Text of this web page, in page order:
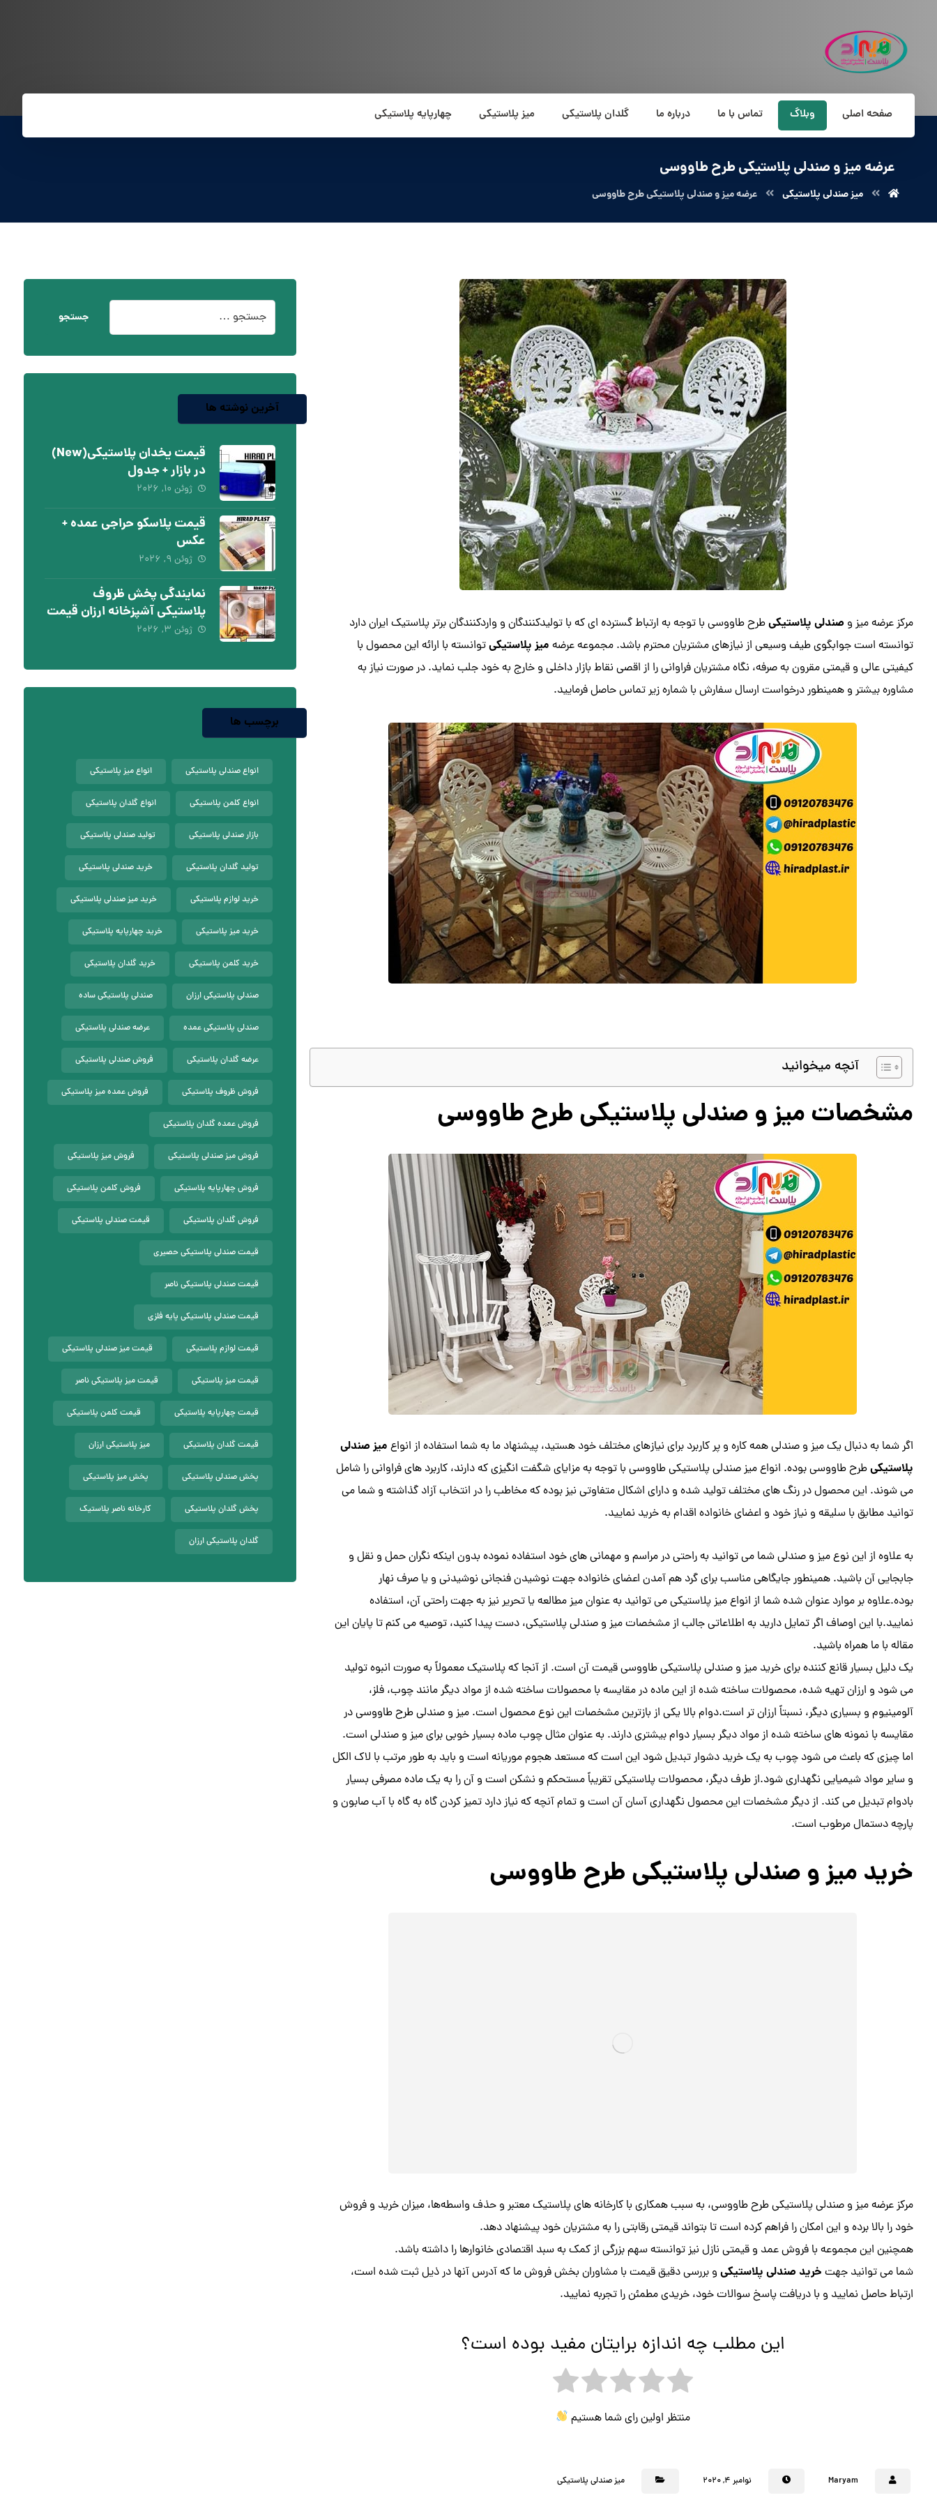
صفحه اصلی وبلاگ تماس با ما درباره ما گلدان پلاستیکی میز پلاستیکی چهارپایه پلاستیکی
عرضه میز و صندلی پلاستیکی طرح طاووسی
میز صندلی پلاستیکی عرضه میز و صندلی پلاستیکی طرح طاووسی
مرکز عرضه میز و صندلی پلاستیکیطرح طاووسی با توجه به ارتباط گسترده ای که با تولیدکنندگان و واردکنندگان برتر پلاستیک ایران دارد
توانسته است جوابگوی طیف وسیعی از نیازهای مشتریان محترم باشد. مجموعه عرضه میز پلاستیکیتوانسته با ارائه این محصول با
کیفیتی عالی و قیمتی مقرون به صرفه، نگاه مشتریان فراوانی را از اقصی نقاط بازار داخلی و خارج به خود جلب نماید. در صورت نیاز به
مشاوره بیشتر و همینطور درخواست ارسال سفارش با شماره زیر تماس حاصل فرمایید.
آنچه میخوانید
مشخصات میز و صندلی پلاستیکی طرح طاووسی
اگر شما به دنبال یک میز و صندلی همه کاره و پر کاربرد برای نیازهای مختلف خود هستید، پیشنهاد ما به شما استفاده از انواع میز صندلی
پلاستیکیطرح طاووسی بوده. انواع میز صندلی پلاستیکی طاووسی با توجه به مزایای شگفت انگیزی که دارند، کاربرد های فراوانی را شامل
می شوند. این محصول در رنگ های مختلف تولید شده و دارای اشکال متفاوتی نیز بوده که مخاطب را در انتخاب آزاد گذاشته و شما می
توانید مطابق با سلیقه و نیاز خود و اعضای خانواده اقدام به خرید نمایید.
به علاوه از این نوع میز و صندلی شما می توانید به راحتی در مراسم و مهمانی های خود استفاده نموده بدون اینکه نگران حمل و نقل و
جابجایی آن باشید. همینطور جایگاهی مناسب برای گرد هم آمدن اعضای خانواده جهت نوشیدن فنجانی نوشیدنی و یا صرف نهار
بوده.علاوه بر موارد عنوان شده شما از انواع میز پلاستیکی می توانید به عنوان میز مطالعه یا تحریر نیز به جهت راحتی آن، استفاده
نمایید.با این اوصاف اگر تمایل دارید به اطلاعاتی جالب از مشخصات میز و صندلی پلاستیکی، دست پیدا کنید، توصیه می کنم تا پایان این
مقاله با ما همراه باشید.
یک دلیل بسیار قانع کننده برای خرید میز و صندلی پلاستیکی طاووسی قیمت آن است. از آنجا که پلاستیک معمولاً به صورت انبوه تولید
می شود و ارزان تهیه شده، محصولات ساخته شده از این ماده در مقایسه با محصولات ساخته شده از مواد دیگر مانند چوب، فلز،
آلومینیوم و بسیاری دیگر، نسبتاً ارزان تر است.دوام بالا یکی از بازترین مشخصات این نوع محصول است. میز و صندلی طرح طاووسی در
مقایسه با نمونه های ساخته شده از مواد دیگر بسیار دوام بیشتری دارند. به عنوان مثال چوب ماده بسیار خوبی برای میز و صندلی است.
اما چیزی که باعث می شود چوب به یک خرید دشوار تبدیل شود این است که مستعد هجوم موریانه است و باید به طور مرتب با لاک الکل
و سایر مواد شیمیایی نگهداری شود.از طرف دیگر، محصولات پلاستیکی تقریباً مستحکم و نشکن است و آن را به یک ماده مصرفی بسیار
بادوام تبدیل می کند. از دیگر مشخصات این محصول نگهداری آسان آن است و تمام آنچه که نیاز دارد تمیز کردن گاه به گاه با آب صابون و
پارچه دستمال مرطوب است.
خرید میز و صندلی پلاستیکی طرح طاووسی
مرکز عرضه میز و صندلی پلاستیکی طرح طاووسی، به سبب همکاری با کارخانه های پلاستیک معتبر و حذف واسطه‌ها، میزان خرید و فروش
خود را بالا برده و این امکان را فراهم کرده است تا بتواند قیمتی رقابتی را به مشتریان خود پیشنهاد دهد.
همچنین این مجموعه با فروش عمد و قیمتی نازل نیز توانسته سهم بزرگی از کمک به سبد اقتصادی خانوارها را داشته باشد.
شما می توانید جهت خرید صندلی پلاستیکیو بررسی دقیق قیمت با مشاوران بخش فروش ما که آدرس آنها در ذیل ثبت شده است،
ارتباط حاصل نمایید و با دریافت پاسخ سوالات خود، خریدی مطمئن را تجربه نمایید.
این مطلب چه اندازه برایتان مفید بوده است؟
منتظر اولین رای شما هستیم
Maryam نوامبر ۴, ۲۰۲۰ میز صندلی پلاستیکی
جستجو
آخرین نوشته ها
قیمت یخدان پلاستیکی(New)
در بازار + جدول
ژوئن ۱۰, ۲۰۲۶
قیمت پلاسکو حراجی عمده +
عکس
ژوئن ۹, ۲۰۲۶
نمایندگی پخش ظروف
پلاستیکی آشپزخانه ارزان قیمت
ژوئن ۳, ۲۰۲۶
برچسب ها
انواع صندلی پلاستیکی انواع میز پلاستیکی
انواع کلمن پلاستیکی انواع گلدان پلاستیکی
بازار صندلی پلاستیکی تولید صندلی پلاستیکی
تولید گلدان پلاستیکی خرید صندلی پلاستیکی
خرید لوازم پلاستیکی خرید میز صندلی پلاستیکی
خرید میز پلاستیکی خرید چهارپایه پلاستیکی
خرید کلمن پلاستیکی خرید گلدان پلاستیکی
صندلی پلاستیکی ارزان صندلی پلاستیکی ساده
صندلی پلاستیکی عمده عرضه صندلی پلاستیکی
عرضه گلدان پلاستیکی فروش صندلی پلاستیکی
فروش ظروف پلاستیکی فروش عمده میز پلاستیکی
فروش عمده گلدان پلاستیکی
فروش میز صندلی پلاستیکی فروش میز پلاستیکی
فروش چهارپایه پلاستیکی فروش کلمن پلاستیکی
فروش گلدان پلاستیکی قیمت صندلی پلاستیکی
قیمت صندلی پلاستیکی حصیری
قیمت صندلی پلاستیکی ناصر
قیمت صندلی پلاستیکی پایه فلزی
قیمت لوازم پلاستیکی قیمت میز صندلی پلاستیکی
قیمت میز پلاستیکی قیمت میز پلاستیکی ناصر
قیمت چهارپایه پلاستیکی قیمت کلمن پلاستیکی
قیمت گلدان پلاستیکی میز پلاستیکی ارزان
پخش صندلی پلاستیکی پخش میز پلاستیکی
پخش گلدان پلاستیکی کارخانه ناصر پلاستیک
گلدان پلاستیکی ارزان